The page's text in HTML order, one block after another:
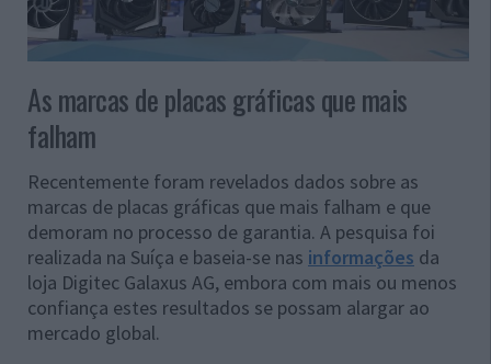
As marcas de placas gráficas que mais
falham
Recentemente foram revelados dados sobre as
marcas de placas gráficas que mais falham e que
demoram no processo de garantia. A pesquisa foi
realizada na Suíça e baseia-se nas informações da
loja Digitec Galaxus AG, embora com mais ou menos
confiança estes resultados se possam alargar ao
mercado global.